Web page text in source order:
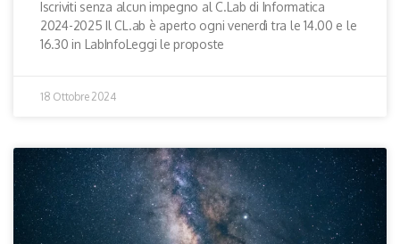
Iscriviti senza alcun impegno al C.Lab di Informatica
2024-2025 Il CL.ab è aperto ogni venerdì tra le 14.00 e le
16.30 in LabInfoLeggi le proposte
18 Ottobre 2024